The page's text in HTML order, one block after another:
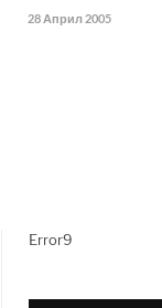
28 Април 2005
Error9